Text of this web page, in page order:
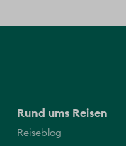
Rund ums Reisen
Reiseblog